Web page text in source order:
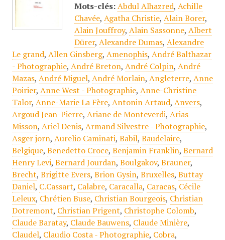
Mots-clés: Abdul Alhazred, Achille
Chavée, Agatha Christie, Alain Borer,
Alain Jouffroy, Alain Sassonne, Albert
Dürer, Alexandre Dumas, Alexandre
Le grand, Allen Ginsberg, Amenophis, André Balthazar
- Photographie, André Breton, André Colpin, André
Mazas, André Miguel, André Morlain, Angleterre, Anne
Poirier, Anne West - Photographie, Anne-Christine
Talor, Anne-Marie La Fère, Antonin Artaud, Anvers,
Argoud Jean-Pierre, Ariane de Monteverdi, Arias
Misson, Ariel Denis, Armand Silvestre - Photographie,
Asger jorn, Aurelio Caminati, Babil, Baudelaire,
Belgique, Benedetto Croce, Benjamin Franklin, Bernard
Henry Levi, Bernard Jourdan, Boulgakov, Brauner,
Brecht, Brigitte Evers, Brion Gysin, Bruxelles, Buttay
Daniel, C.Cassart, Calabre, Caracalla, Caracas, Cécile
Leleux, Chrétien Buse, Christian Bourgeois, Christian
Dotremont, Christian Prigent, Christophe Colomb,
Claude Baratay, Claude Bauwens, Claude Minière,
Claudel, Claudio Costa - Photographie, Cobra,